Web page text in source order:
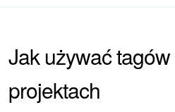
Aktualizacje artykułów
Aktualności
Jak używać
projektach